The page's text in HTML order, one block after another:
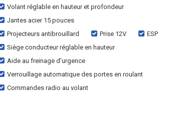
Volant réglable en hauteur et profondeur
Jantes acier 15 pouces
Projecteurs antibrouillard
Prise 12V
ESP
Siège conducteur réglable en hauteur
Aide au freinage d’urgence
Verrouillage automatique des portes en roulant
Commandes radio au volant